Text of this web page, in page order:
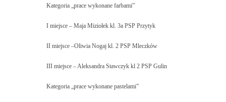
Kategoria „prace wykonane farbami”
I miejsce – Maja Miziołek kl. 3a PSP Przytyk
II miejsce –Oliwia Nogaj kl. 2 PSP Mleczków
III miejsce – Aleksandra Stawczyk kl 2 PSP Gulin
Kategoria „prace wykonane pastelami”